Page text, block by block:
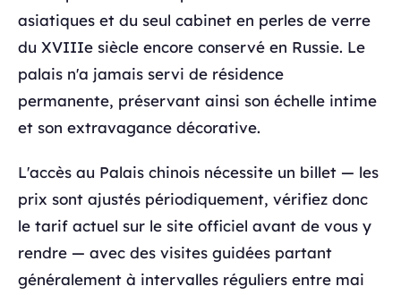
asiatiques et du seul cabinet en perles de verre
du XVIIIe siècle encore conservé en Russie. Le
palais n'a jamais servi de résidence
permanente, préservant ainsi son échelle intime
et son extravagance décorative.
L'accès au Palais chinois nécessite un billet — les
prix sont ajustés périodiquement, vérifiez donc
le tarif actuel sur le site officiel avant de vous y
rendre — avec des visites guidées partant
généralement à intervalles réguliers entre mai